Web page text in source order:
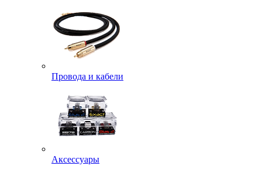
Провода и кабели
Аксессуары